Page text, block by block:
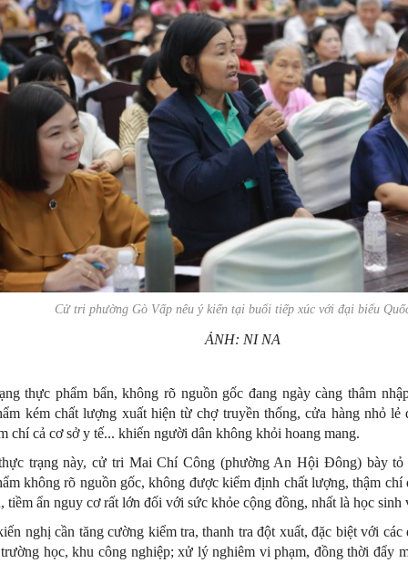
Cử tri phường Gò Vấp nêu ý kiến tại buổi tiếp xúc với đại biểu
ẢNH: NI NA
thực phẩm bẩn, không rõ nguồn gốc đang ngày càng thâm
kém chất lượng xuất hiện từ chợ truyền thống, cửa hàng nhỏ lẻ
chí cả cơ sở y tế... khiến người dân không khỏi hoang mang.
trạng này, cử tri Mai Chí Công (phường An Hội Đông) bày
không rõ nguồn gốc, không được kiểm định chất lượng, thậm chí
tiềm ẩn nguy cơ rất lớn đối với sức khỏe cộng đồng, nhất là học
nghị cần tăng cường kiểm tra, thanh tra đột xuất, đặc biệt với các
học, khu công nghiệp; xử lý nghiêm vi phạm, đồng thời đẩy